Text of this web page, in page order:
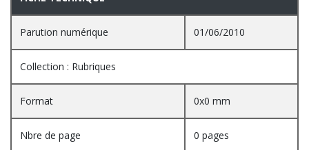
Parution numérique 01/06/2010
Collection : Rubriques
Format 0x0 mm
Nbre de page 0 pages